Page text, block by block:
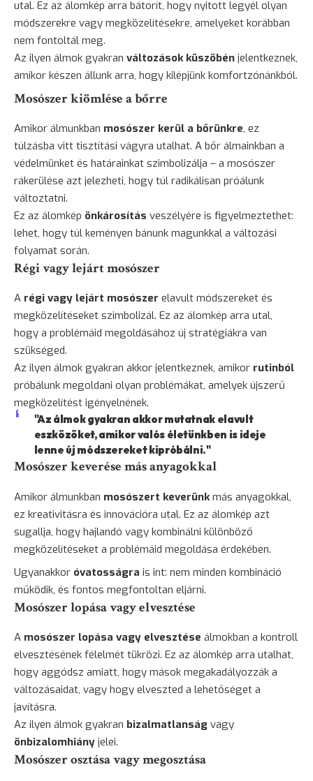
utal. Ez az álomkép arra bátorít, hogy nyitott legyél olyan
módszerekre vagy megközelítésekre, amelyeket korábban
nem fontoltál meg.
Az ilyen álmok gyakran változások küszöbén jelentkeznek,
amikor készen állunk arra, hogy kilépjünk komfortzónánkból.
Mosószer kiömlése a bőrre
Amikor álmunkban mosószer kerül a bőrünkre, ez
túlzásba vitt tisztítási vágyra utalhat. A bőr álmainkban a
védelmünket és határainkat szimbolizálja – a mosószer
rákerülése azt jelezheti, hogy túl radikálisan próálunk
változtatni.
Ez az álomkép önkárosítás veszélyére is figyelmeztethet:
lehet, hogy túl keményen bánunk magunkkal a változási
folyamat során.
Régi vagy lejárt mosószer
A régi vagy lejárt mosószer elavult módszereket és
megközelítéseket szimbolizál. Ez az álomkép arra utal,
hogy a problémáid megoldásához új stratégiákra van
szükséged.
Az ilyen álmok gyakran akkor jelentkeznek, amikor rutinból
próbálunk megoldani olyan problémákat, amelyek újszerű
megközelítést igényelnének.
"Az álmok gyakran akkor mutatnak elavult
eszközöket, amikor valós életünkben is ideje
lenne új módszereket kipróbálni."
Mosószer keverése más anyagokkal
Amikor álmunkban mosószert keverünkmás anyagokkal,
ez kreativitásra és innovációra utal. Ez az álomkép azt
sugallja, hogy hajlandó vagy kombinálni különböző
megközelítéseket a problémáid megoldása érdekében.
Ugyanakkor óvatosságra is int: nem minden kombináció
működik, és fontos megfontoltan eljárni.
Mosószer lopása vagy elvesztése
A mosószer lopása vagy elvesztése álmokban a kontroll
elvesztésének félelmét tükrözi. Ez az álomkép arra utalhat,
hogy aggódsz amiatt, hogy mások megakadályozzák a
változásaidat, vagy hogy elveszted a lehetőséget a
javításra.
Az ilyen álmok gyakran bizalmatlanság vagy
önbizalomhiány jelei.
Mosószer osztása vagy megosztása